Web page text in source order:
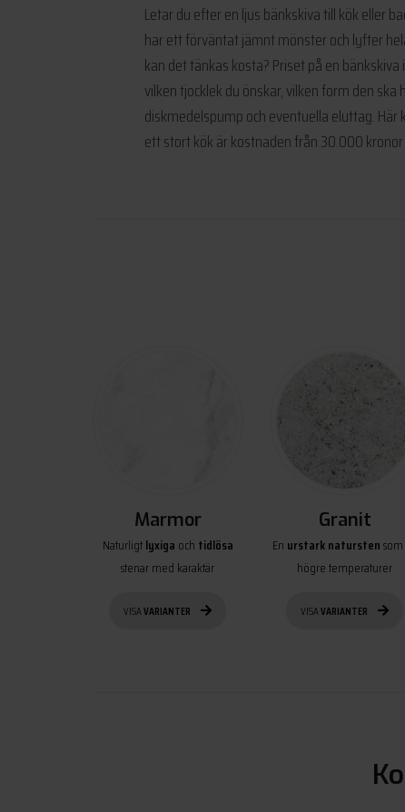
Letar du efter en ljus bänkskiva till kök eller
har ett förväntat jämnt mönster och lyfter
kan det tänkas kosta? Priset på en
vilken tjocklek du önskar, vilken form den
diskmedelspump och eventuella eluttag.
ett stort kök är kostnaden från 30.000
Marmor
Naturligtlyxiga och tidlösa
stenar med karaktär
VISAVARIANTER
Granit
En urstark natursten
högre temperaturer
VISAVARIANTER